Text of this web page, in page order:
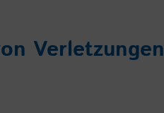
Verletzungen